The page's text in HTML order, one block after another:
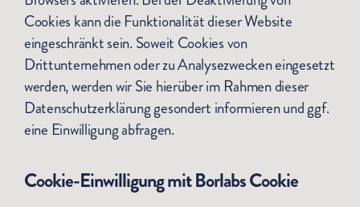
Cookies kann die Funktionalität dieser Website
eingeschränkt sein. Soweit Cookies von
Drittunternehmen oder zu Analysezwecken eingesetzt
werden, werden wir Sie hierüber im Rahmen dieser
Datenschutzerklärung gesondert informieren und ggf.
eine Einwilligung abfragen.
Cookie-Einwilligung mit Borlabs Cookie